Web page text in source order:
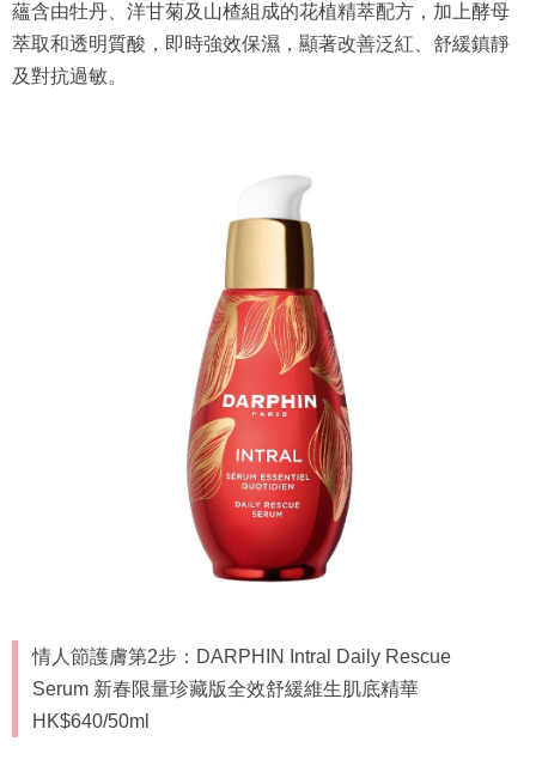
蘊含由牡丹、洋甘菊及山楂組成的花植精萃配方，加上酵母
萃取和透明質酸，即時強效保濕，顯著改善泛紅、舒緩鎮靜
及對抗過敏。
情人節護膚第2步：DARPHIN Intral Daily Rescue
Serum 新春限量珍藏版全效舒緩維生肌底精華
HK$640/50ml